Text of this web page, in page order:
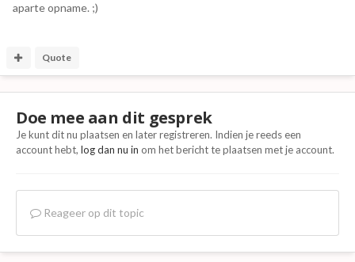
aparte opname. ;)
Quote
Doe mee aan dit gesprek
Je kunt dit nu plaatsen en later registreren. Indien je reeds een
account hebt, log dan nu in om het bericht te plaatsen met je account.
Reageer op dit topic